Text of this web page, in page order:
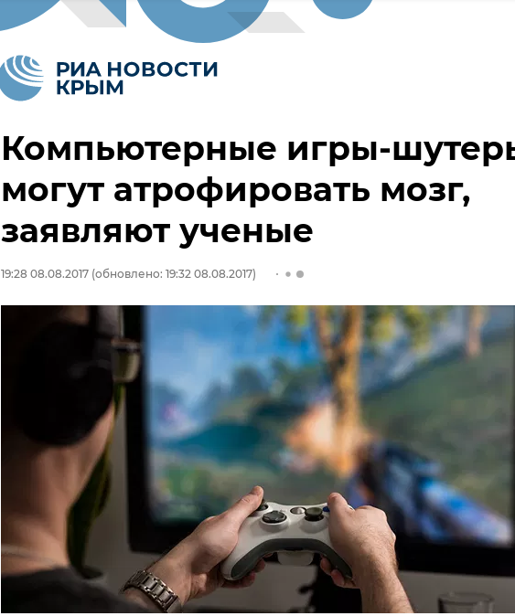
Компьютерные игры-
могут атрофировать мозг,
заявляют ученые
19:28 08.08.2017 (обновлено: 19:32 08.08.2017)